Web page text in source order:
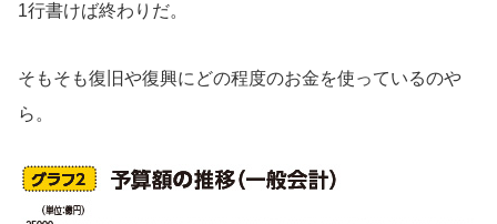
1行書けば終わりだ。
そもそも復旧や復興にどの程度のお金を使っているのや
ら。